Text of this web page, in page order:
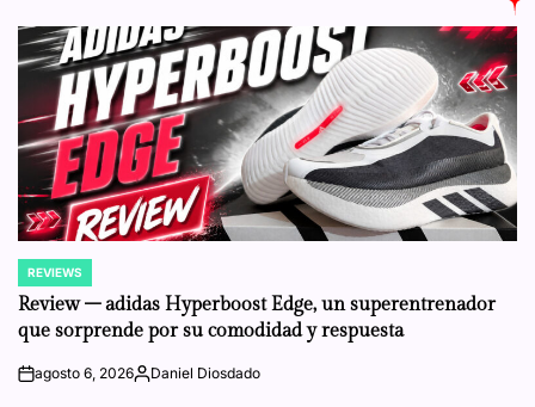
POSTED
IN
REVIEWS
Review – adidas Hyperboost Edge, un superentrenador
que sorprende por su comodidad y respuesta
onagosto 6, 2026Posted
Daniel Diosdado